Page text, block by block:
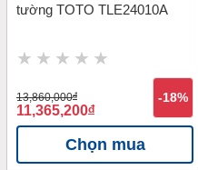
tường TOTO TLE24010A
13,860,000đ
11,365,200đ
-18%
Chọn mua